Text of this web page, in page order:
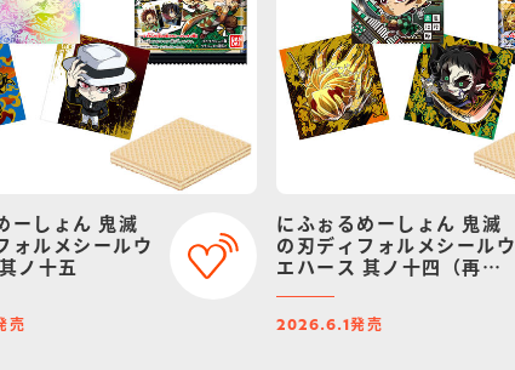
ーしょん 鬼滅
ォルメシールウ
ノ十五
売
にふぉるめーしょん 鬼滅
の刃ディフォルメシールウ
エハース 其ノ十四（再
2026.6.1発売